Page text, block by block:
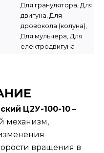
Для гранулятора, Для
двигуна, Для
дровокола (колуна),
Для мульчера, Для
електродвигуна
Ц2У-100-10 –
механизм,
вращения в